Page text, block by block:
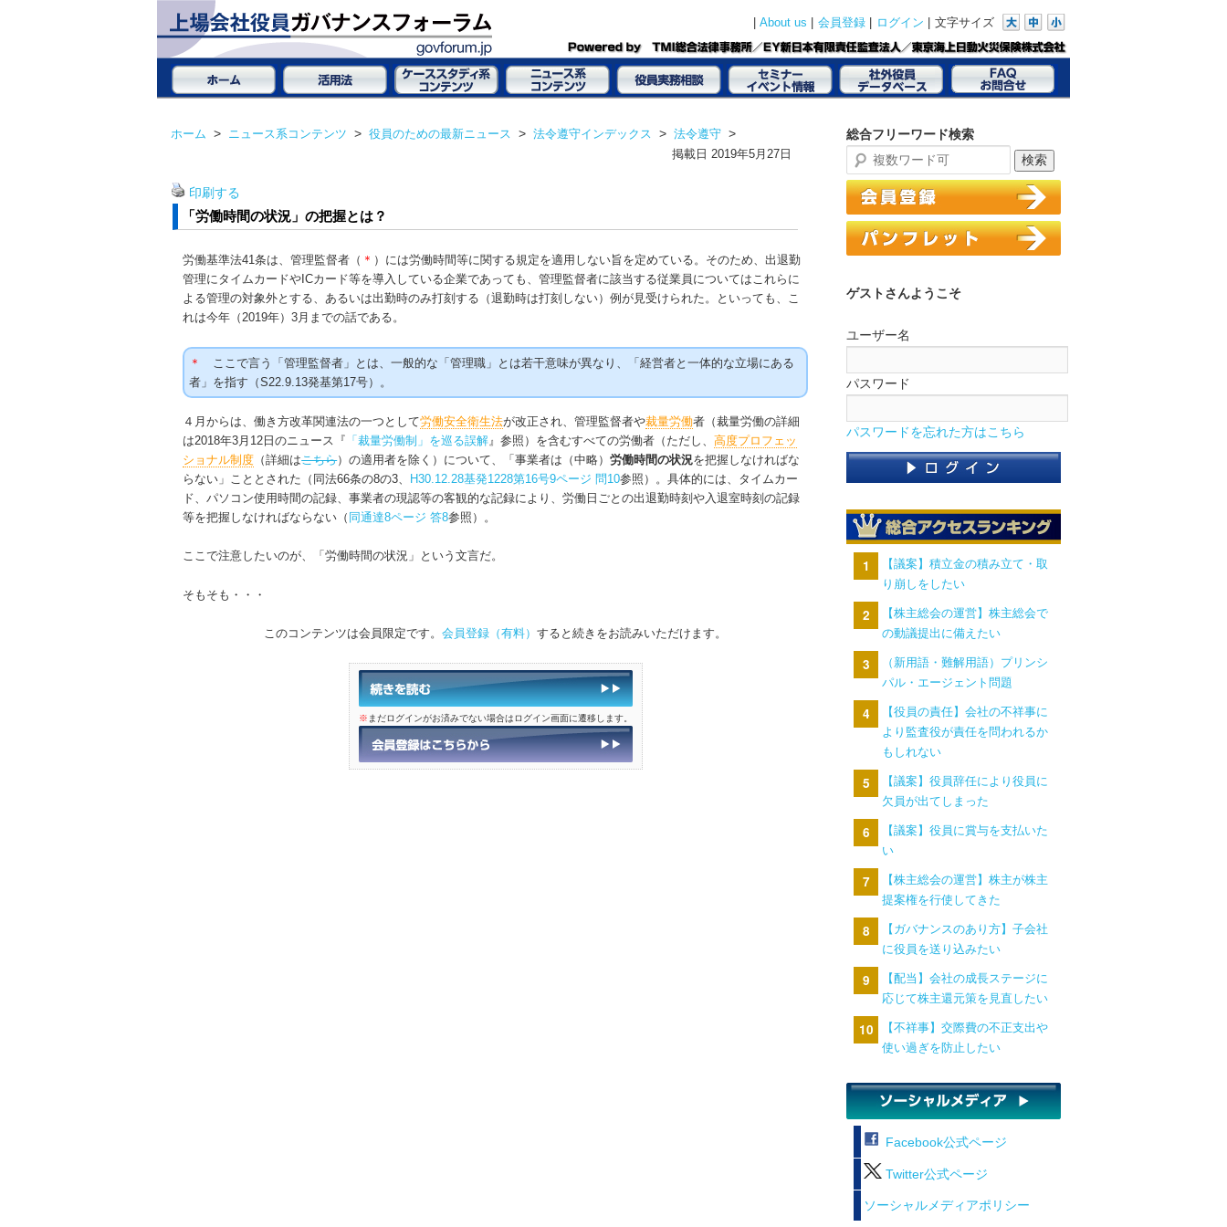
About us 会員登録 ログイン 文字サイズ
ホーム > ニュース系コンテンツ > 役員のための最新ニュース > 法令遵守インデックス > 法令遵守>
掲載日 2019年5月27日
印刷する
「労働時間の状況」の把握とは？
労働基準法41条は、管理監督者（ ＊ ）には労働時間等に関する規定を適用しない旨を定めている。そのため、出退勤
管理にタイムカードやICカード等を導入している企業であっても、管理監督者に該当する従業員についてはこれらに
よる管理の対象外とする、あるいは出勤時のみ打刻する（退勤時は打刻しない）例が見受けられた。といっても、こ
れは今年（2019年）3月までの話である。
＊
ここで言う「管理監督者」とは、一般的な「管理職」とは若干意味が異なり、「経営者と一体的な立場にある
者」を指す（S22.9.13発基第17号）。
４月からは、働き方改革関連法の一つとして労働安全衛生法が改正され、管理監督者や裁量労働者（裁量労働の詳細
は2018年3月12日のニュース『 「裁量労働制」を巡る誤解 』参照）を含むすべての労働者（ただし、高度プロフェッ
ショナル制度 （詳細はこちら）の適用者を除く）について、「事業者は（中略）労働時間の状況を把握しなければな
らない」こととされた（同法66条の8の3、 H30.12.28基発1228第16号9ページ 問10参照）。具体的には、タイムカー
ド、パソコン使用時間の記録、事業者の現認等の客観的な記録により、労働日ごとの出退勤時刻や入退室時刻の記録
等を把握しなければならない（ 同通達8ページ 答8参照）。
ここで注意したいのが、「労働時間の状況」という文言だ。
そもそも・・・
このコンテンツは会員限定です。会員登録（有料）すると続きをお読みいただけます。
※ まだログインがお済みでない場合はログイン画面に遷移します。
総合フリーワード検索
ゲストさんようこそ
ユーザー名
パスワード
パスワードを忘れた方はこちら
【議案】積立金の積み立て・取
り崩しをしたい
【株主総会の運営】株主総会で
の動議提出に備えたい
（新用語・難解用語）プリンシ
パル・エージェント問題
【役員の責任】会社の不祥事に
より監査役が責任を問われるか
もしれない
【議案】役員辞任により役員に
欠員が出てしまった
【議案】役員に賞与を支払いた
い
【株主総会の運営】株主が株主
提案権を行使してきた
【ガバナンスのあり方】子会社
に役員を送り込みたい
【配当】会社の成長ステージに
応じて株主還元策を見直したい
【不祥事】交際費の不正支出や
使い過ぎを防止したい
Facebook公式ページ
Twitter公式ページ
ソーシャルメディアポリシー